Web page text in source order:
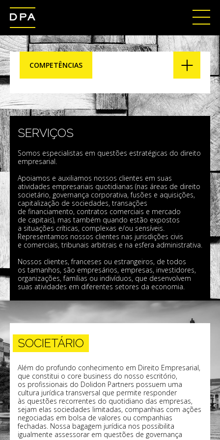
COMPETÊNCIAS
SERVIÇOS
Somos especialistas em questões estratégicas do direito
empresarial.
Apoiamos e auxiliamos nossos clientes em suas
atividades empresariais quotidianas (nas áreas de direito
societário, governança corporativa, fusões e aquisições,
capitalização de sociedades, transações
de financiamento, contratos comerciais e mercado
de capitais), mas também quando estão expostos
a situações críticas, complexas e/ou sensíveis.
Representamos nossos clientes nas jurisdições civis
e comerciais, tribunais arbitrais e na esfera administrativa.
Nossos clientes, franceses ou estrangeiros, de todos
os tamanhos, são empresários, empresas, investidores,
organizações, famílias ou indivíduos, que desenvolvem
suas atividades em diferentes setores da economia.
SOCIETÁRIO
Além do profundo conhecimento em Direito Empresarial,
que constitui o core business do nosso escritório,
os profissionais do Dolidon Partners possuem uma
cultura jurídica transversal que permite responder
às questões recorrentes do quotidiano das empresas,
sejam elas sociedades limitadas, companhias com ações
negociadas em bolsa de valores ou companhias
fechadas. Nossa bagagem jurídica nos possibilita
igualmente assessorar em questões de governança